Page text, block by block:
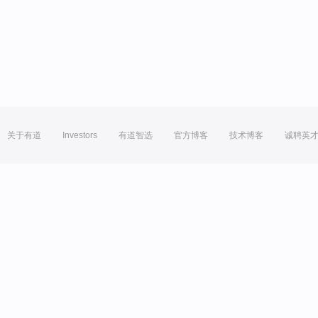
关于有道 Investors 有道智选 官方博客 技术博客 诚聘英才